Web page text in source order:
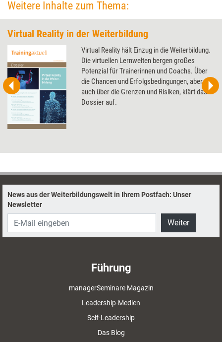
Weitere Inhalte zum Thema:
Virtual Reality in der Weiterbildung
Virtual Reality hält Einzug in die Weiterbildung.
Die virtuellen Lernwelten bergen großes
Potenzial für Trainerinnen und Coachs. Über
die Chancen und Erfolgsbedingungen, aber
auch über die Grenzen und Risiken, klärt das
Dossier auf.
News aus der Weiterbildungswelt in Ihrem Postfach: Unser
Newsletter
Weiter
Führung
managerSeminare Magazin
Leadership-Medien
Self-Leadership
Das Blog